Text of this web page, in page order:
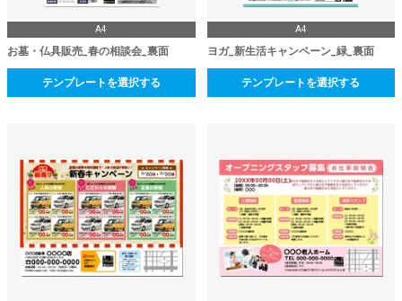
A4
お墓・仏具販売_春の相談会_裏面
テンプレートを選択する
A4
ヨガ_新生活キャンペーン_緑_裏面
テンプレートを選択する